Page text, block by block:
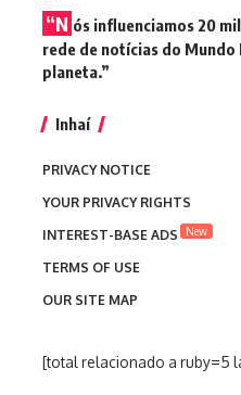
“N ós influenciamos 20
rede de notícias do Mundo
planeta.”
Inhaí
PRIVACY NOTICE
YOUR PRIVACY RIGHTS
INTEREST-BASE ADS
New
TERMS OF USE
OUR SITE MAP
[total relacionado a ruby=5